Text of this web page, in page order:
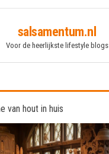
salsamentum.nl
Voor de heerlijkste lifestyle blogs
van hout in huis